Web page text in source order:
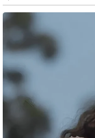
n
g
N
w
s
ला